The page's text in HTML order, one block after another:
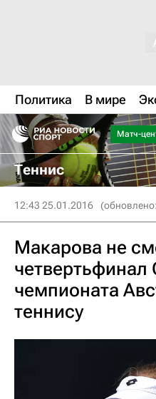
Политика В мире
Матч-
Теннис
12:43 25.01.2016
Макарова не
четвертьфинал
чемпионата
теннису